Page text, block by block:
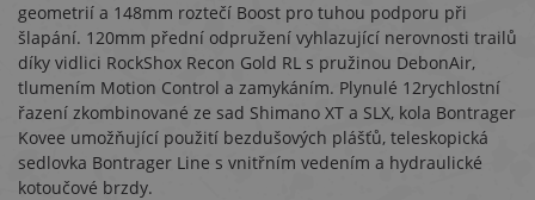
geometrií a 148mm roztečí Boost pro tuhou podporu při
šlapání. 120mm přední odpružení vyhlazující nerovnosti trailů
díky vidlici RockShox Recon Gold RL s pružinou DebonAir,
tlumením Motion Control a zamykáním. Plynulé 12rychlostní
řazení zkombinované ze sad Shimano XT a SLX, kola Bontrager
Kovee umožňující použití bezdušových plášťů, teleskopická
sedlovka Bontrager Line s vnitřním vedením a hydraulické
kotoučové brzdy.